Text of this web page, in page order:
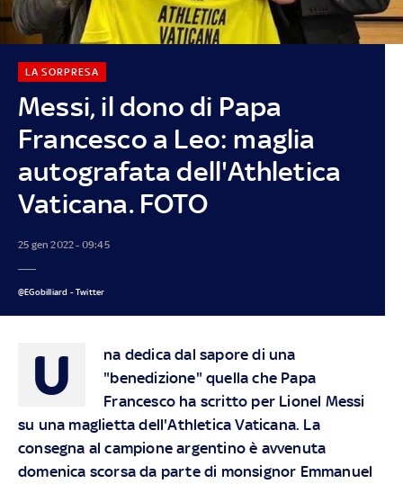
Messi, il dono di Papa
Francesco a Leo: maglia
autografata dell'Athletica
Vaticana. FOTO
LA SORPRESA
25 gen 2022 - 09:45
@EGobilliard - Twitter
U
na dedica dal sapore di una
"benedizione" quella che Papa
Francesco ha scritto per Lionel Messi
su una maglietta dell'Athletica Vaticana. La
consegna al campione argentino è avvenuta
domenica scorsa da parte di monsignor Emmanuel